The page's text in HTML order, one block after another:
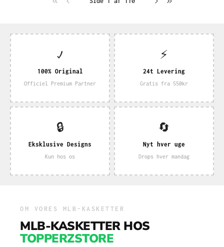
✓
100% Original
Officiel Premium Partner
⚡
24t Levering
Gratis fra 550kr
🔒
Eksklusive Designs
Kun hos os
🔄
Nyt hver uge
Drops hver mandag
OM VORES MLB-KASKETTER
MLB-KASKETTER HOS
TOPPERZSTORE